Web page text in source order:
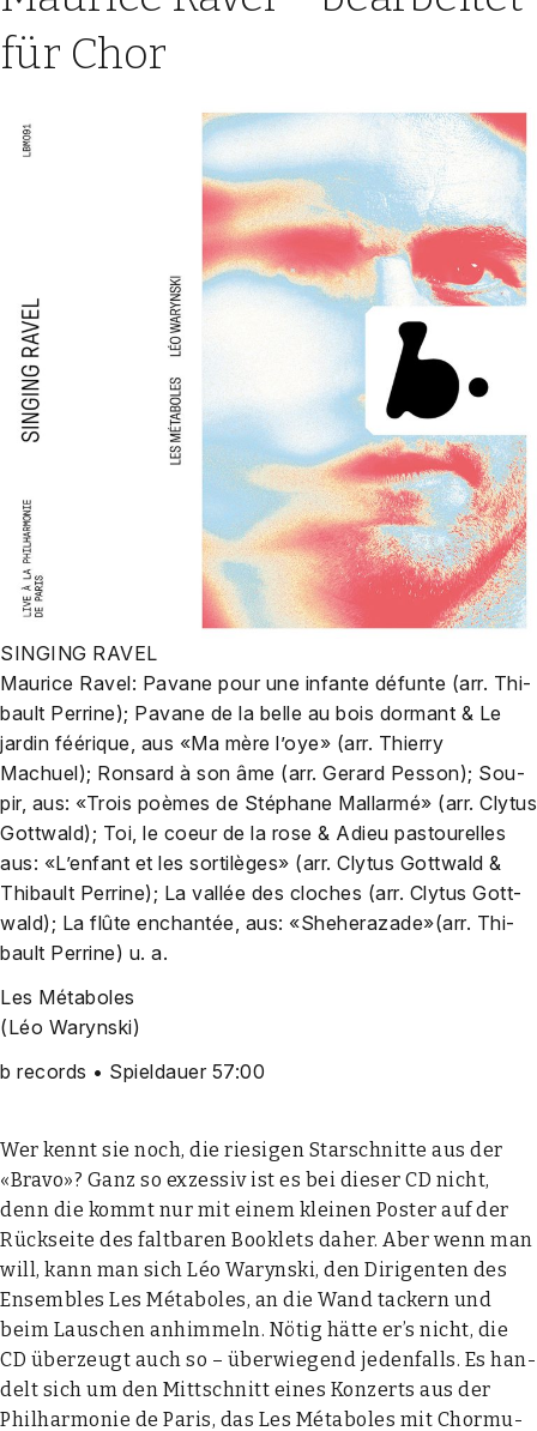
für Chor
SINGING RAVEL
Mau­rice Ravel: Pava­ne pour une infan­te déf­un­te (arr. Thi­
bau­lt Per­ri­ne); Pava­ne de la bel­le au bois dor­mant & Le
jar­din féé­ri­que, aus «Ma mère l’oye» (arr. Thier­ry
Machuel); Ron­sard à son âme (arr. Gerard Pes­son); Sou­
pir, aus: «Trois poè­mes de Sté­pha­ne Mall­ar­mé» (arr. Cly­tus
Gott­wald); Toi, le coeur de la rose & Adieu pas­tou­rel­les
aus: «L’en­fant et les sor­tilè­ges» (arr. Cly­tus Gott­wald &
Thi­bau­lt Per­ri­ne); La val­lée des clo­ches (arr. Cly­tus Gott­
wald); La flû­te enchan­tée, aus: «Sheherazade»(arr. Thi­
bau­lt Per­ri­ne) u. a.
Les Méta­bo­les
(Léo Waryn­ski)
b records • Spiel­dau­er 57:00
Wer kennt sie noch, die rie­si­gen Star­schnit­te aus der
«Bra­vo»? Ganz so exzes­siv ist es bei die­ser CD nicht,
denn die kommt nur mit einem klei­nen Pos­ter auf der
Rück­sei­te des falt­ba­ren Book­lets daher. Aber wenn man
will, kann man sich Léo Waryn­ski, den Diri­gen­ten des
Ensem­bles Les Méta­bo­les, an die Wand tackern und
beim Lau­schen anhim­meln. Nötig hät­te er’s nicht, die
CD über­zeugt auch so – über­wie­gend jeden­falls. Es han­
delt sich um den Mitt­schnitt eines Kon­zerts aus der
Phil­har­mo­nie de Paris, das Les Méta­bo­les mit Chor­mu­